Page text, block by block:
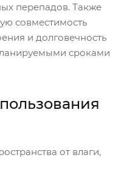
перепадов. Также
совместимость
и долговечность
сроками
от влаги,